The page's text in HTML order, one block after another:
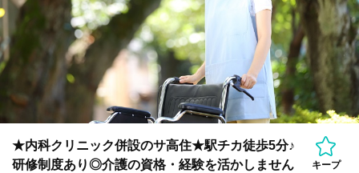
★内科クリニック併設のサ高住★駅チカ徒歩5分♪
研修制度あり◎介護の資格・経験を活かしません
キープ